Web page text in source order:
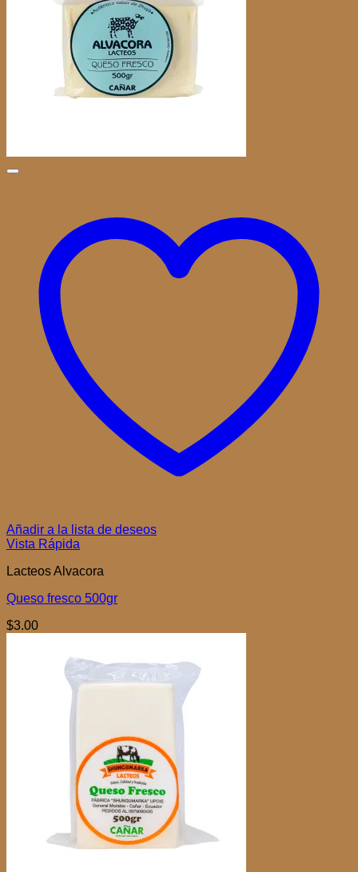
Añadir a la lista de deseos
Vista Rápida
Lacteos Alvacora
Queso fresco 500gr
$3.00